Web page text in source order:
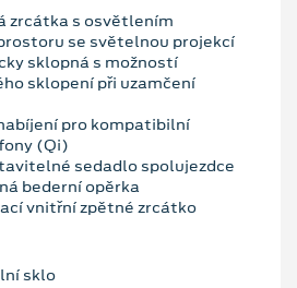
zrcátka s osvětlením
se světelnou projekcí
sklopná s možností
sklopení při uzamčení
pro kompatibilní
(Qi)
sedadlo spolujezdce
bederní opěrka
vnitřní zpětné zrcátko
sklo